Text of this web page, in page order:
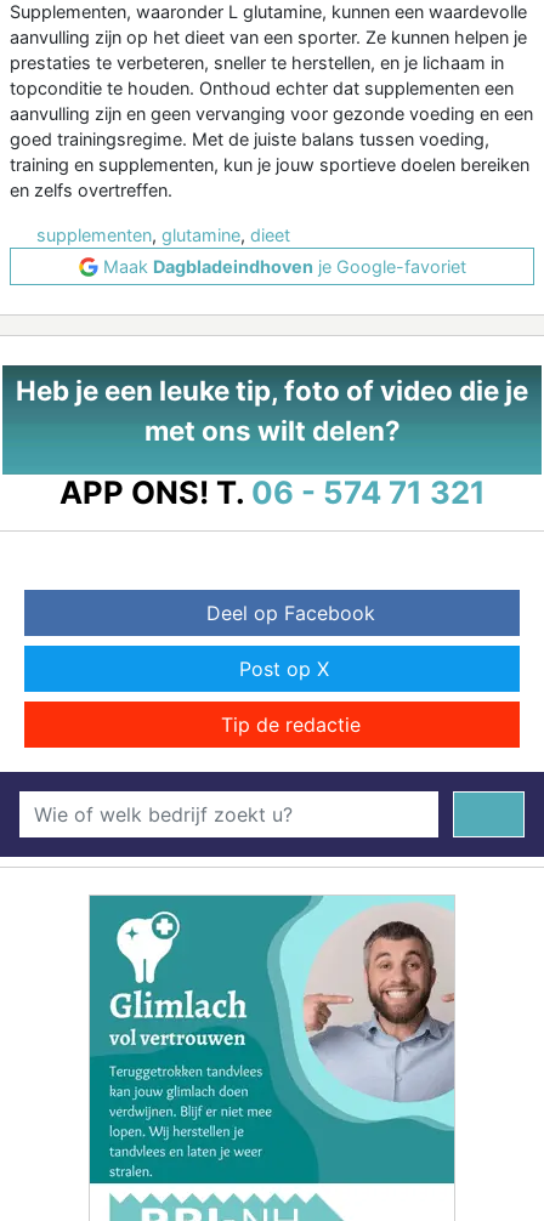
Supplementen, waaronder L glutamine, kunnen een waardevolle
aanvulling zijn op het dieet van een sporter. Ze kunnen helpen je
prestaties te verbeteren, sneller te herstellen, en je lichaam in
topconditie te houden. Onthoud echter dat supplementen een
aanvulling zijn en geen vervanging voor gezonde voeding en een
goed trainingsregime. Met de juiste balans tussen voeding,
training en supplementen, kun je jouw sportieve doelen bereiken
en zelfs overtreffen.
supplementen, glutamine, dieet
Maak Dagbladeindhoven je Google-favoriet
Heb je een leuke tip, foto of video die je
met ons wilt delen?
APP ONS! T. 06 - 574 71 321
Deel op Facebook
Post op X
Tip de redactie